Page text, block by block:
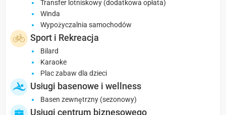
Transfer lotniskowy (dodatkowa opłata)
Winda
Wypożyczalnia samochodów
Sport i Rekreacja
Bilard
Karaoke
Plac zabaw dla dzieci
Usługi basenowe i wellness
Basen zewnętrzny (sezonowy)
Usługi centrum biznesowego